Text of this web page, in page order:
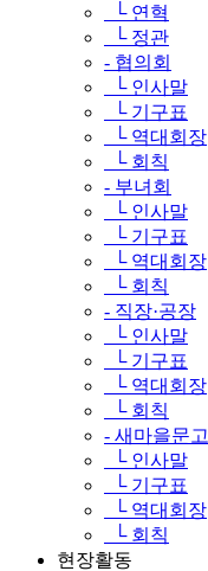
└ 연혁
└ 정관
- 협의회
└ 인사말
└ 기구표
└ 역대회장
└ 회칙
- 부녀회
└ 인사말
└ 기구표
└ 역대회장
└ 회칙
- 직장·공장
└ 인사말
└ 기구표
└ 역대회장
└ 회칙
- 새마을문고
└ 인사말
└ 기구표
└ 역대회장
└ 회칙
현장활동